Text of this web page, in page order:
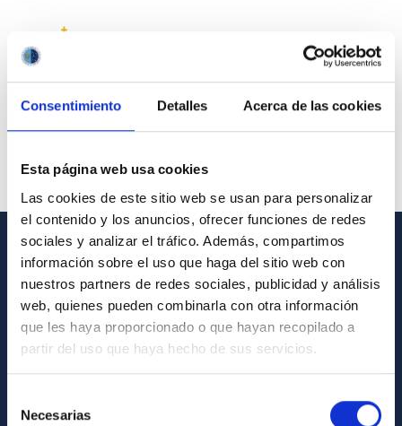
Consentimiento Detalles Acerca de las cookies
Esta página web usa cookies
Las cookies de este sitio web se usan para personalizar
el contenido y los anuncios, ofrecer funciones de redes
sociales y analizar el tráfico. Además, compartimos
información sobre el uso que haga del sitio web con
nuestros partners de redes sociales, publicidad y análisis
web, quienes pueden combinarla con otra información
que les haya proporcionado o que hayan recopilado a
partir del uso que haya hecho de sus servicios.
Necesarias
GENERAL INFORMATION
Contact
How to get to the IAC